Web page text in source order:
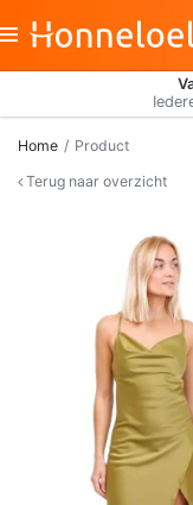
Home
Product
Terug naar overzicht